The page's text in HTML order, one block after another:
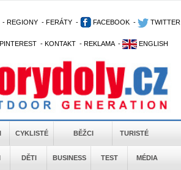
- REGIONY - FERÁTY - FACEBOOK - TWITTER
- KONTAKT - REKLAMA - ENGLISH
CYKLISTÉ BĚŽCI TURISTÉ
DĚTI BUSINESS TEST MÉDIA